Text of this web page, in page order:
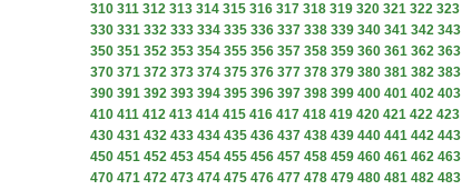
310 311 312 313 314 315 316 317 318 319 320 321 322 323
330 331 332 333 334 335 336 337 338 339 340 341 342 343
350 351 352 353 354 355 356 357 358 359 360 361 362 363
370 371 372 373 374 375 376 377 378 379 380 381 382 383
390 391 392 393 394 395 396 397 398 399 400 401 402 403
410 411 412 413 414 415 416 417 418 419 420 421 422 423
430 431 432 433 434 435 436 437 438 439 440 441 442 443
450 451 452 453 454 455 456 457 458 459 460 461 462 463
470 471 472 473 474 475 476 477 478 479 480 481 482 483